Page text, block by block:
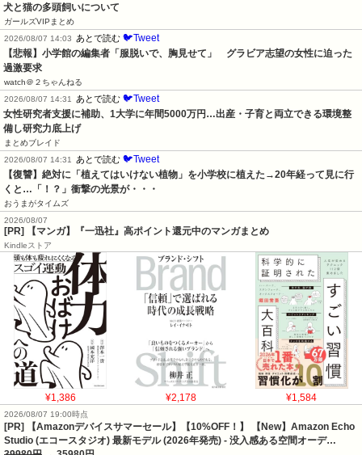
犬と猫の多頭飼いについて
ガールズVIPまとめ
2026/08/07 14:03
あとで読む 🐦Tweet
【悲報】小学館の編集者「服脱いで、胸見せて」　グラビア志望の女性に迫った
過激要求
watch＠２ちゃんねる
2026/08/07 14:31
あとで読む 🐦Tweet
女性研究者支援に補助、1大学に年間5000万円…出産・子育と両立できる環境整
備し研究力底上げ
まとめブレイド
2026/08/07 14:31
あとで読む 🐦Tweet
【復讐】絶対に「植えてはいけない植物」を小学校に植えた→20年経って見に行
くと…「！？」衝撃の光景が・・・
おうまがタイムズ
2026/08/07
[PR] 【マンガ】『一迅社』高ポイント還元中のマンガまとめ
Kindleストア
¥1,386 ¥2,178 ¥1,584
2026/08/07 19:00時点
[PR] 【Amazonデバイスサマーセール】【10%OFF！】 【New】Amazon Echo
Studio (エコースタジオ) 最新モデル (2026年発売) - 没入感ある空間オーデ…